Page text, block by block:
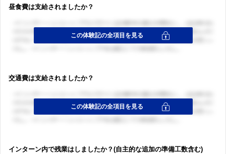
昼食費は支給されましたか？
交通費は支給されましたか？
インターン内で残業はしましたか？(自主的な追加の準備工数含む)